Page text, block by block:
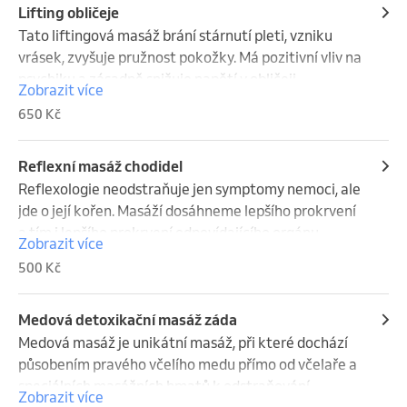
• hluboká regenerace kůže
• úleva od bolesti hlavy
Lifting obličeje
Tato liftingová masáž brání stárnutí pleti, vzniku
vrásek, zvyšuje pružnost pokožky. Má pozitivní vliv na
psychiku a zásadně snižuje napětí v obličeji.
Účinek masáže je trvalý jen tehdy, provádí-li se
pravidelně.
Doporučuje se 8-10 sezení 2x týdně. Minimálně 1x
týdně
Zobrazit více
650 Kč
Reflexní masáž chodidel
Reflexologie neodstraňuje jen symptomy nemoci, ale
jde o její kořen. Masáží dosáhneme lepšího prokrvení
a tím i lepšího prokrvení odpovídajícího orgánu.
Orgány našeho těla jsou v neustálé součinnosti, a tak
porucha jednoho vyvolává poruchy dalších orgánů.
Při léčení pomocí reflexologie usilujeme o nápravu
celého organismu.
Jako receptory označujeme citlivá místa, která jsou
ve spojení s odpovídajícími částmi lidského těla.
Zobrazit více
500 Kč
Medová detoxikační masáž záda
Medová masáž je unikátní masáž, při které dochází
působením pravého včelího medu přímo od včelaře a
speciálních masážních hmatů k odstraňování
Zobrazit více